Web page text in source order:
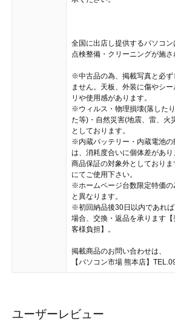
全国に出店し提供するパソコ
点検整備・クリーニングが施さ
※中古品の為、掲載写真と必ず
ません。天板、外装に傷やシ
リや使用感があります。
※ウィルス・物理損壊(落した
た等)・自然災害(地震、雷、火
としております。
※内蔵バッテリー・内蔵電池の
は、消耗度合いに個体差があり
商品保証の対象外としており
にてご使用下さい。
※ホームページ台数限定特価
と異なります。
※初回納品後30日以内であれ
場合、交換・返品を承ります
客様負担】。
掲載商品のお問い合わせは、
【パソコン市場 熊本店】
ユーザーレビュー